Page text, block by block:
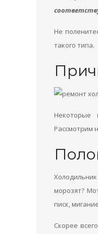
Не
такого типа.
Некоторые
Рассмотрим
морозят?
писк,
Скорее